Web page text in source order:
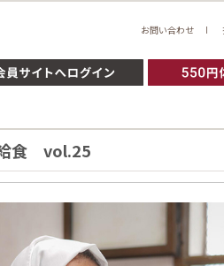
お問い合わせ
給食 vol.25